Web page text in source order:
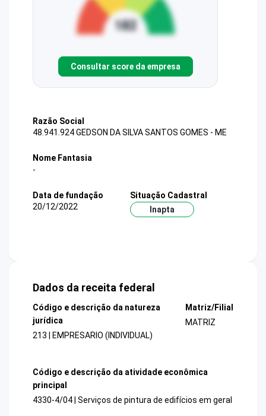
Consultar score da empresa
Razão Social
48.941.924 GEDSON DA SILVA SANTOS GOMES - ME
Nome Fantasia
-
Data de fundação
20/12/2022
Situação Cadastral
Inapta
Dados da receita federal
Código e descrição da natureza
jurídica
213 | EMPRESARIO (INDIVIDUAL)
Matriz/Filial
MATRIZ
Código e descrição da atividade econômica
principal
4330-4/04 | Serviços de pintura de edifícios em geral